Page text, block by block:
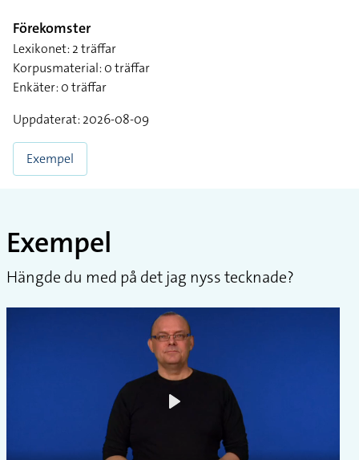
Förekomster
Lexikonet: 2 träffar
Korpusmaterial: 0 träffar
Enkäter: 0 träffar
Uppdaterat: 2026-08-09
Exempel
Exempel
Hängde du med på det jag nyss tecknade?